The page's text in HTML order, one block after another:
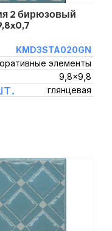
2 бирюзовый
KMD3STA020GN
элементы
9,8x9,8
глянцевая